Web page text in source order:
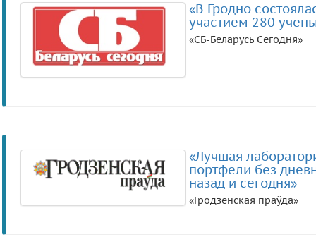
«В Гродно
участием 280
«СБ-Беларусь Сегодня»
«Лучшая
портфели без
назад и сегодня»
«Гродзенская праўда»